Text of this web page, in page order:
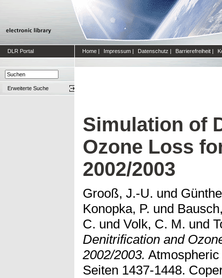
DLR Portal Home | Impressum | Datenschutz | Barrierefreiheit |
Erweiterte Suche
Simulation of
Ozone Loss
2002/2003
Grooß, J.-U. und
Konopka, P. und
C. und Volk, C. M. und
Denitrification and
2002/2003.
Seiten 1437-1448.